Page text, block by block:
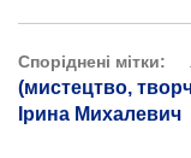
Споріднені мітки:
(мистецтво,
Ірина Михалевич